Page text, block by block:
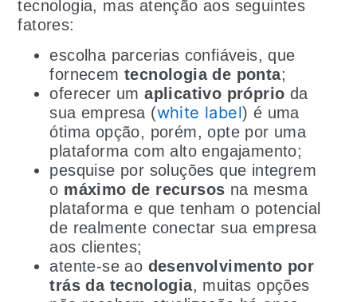
tecnologia, mas atenção aos seguintes
fatores:
escolha parcerias confiáveis, que
fornecem tecnologia de ponta;
oferecer umaplicativo próprio da
sua empresa (white label) é uma
ótima opção, porém, opte por uma
plataforma com alto engajamento;
pesquise por soluções que integrem
o máximo de recursos na mesma
plataforma e que tenham o potencial
de realmente conectar sua empresa
aos clientes;
atente-se ao desenvolvimento por
trás da tecnologia, muitas opções